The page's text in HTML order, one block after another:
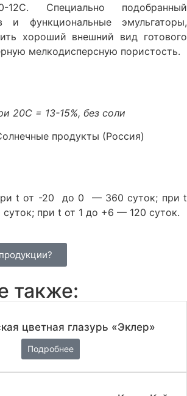
12С. Специально подобранный
и функциональные эмульгаторы,
хороший внешний вид готового
мелкодисперсную пористость.
20С = 13-15%, без соли
продукты (Россия)
t от -20 до 0 — 360 суток; при t
при t от 1 до +6 — 120 суток.
также:
цветная глазурь «Эклер»
Подробнее